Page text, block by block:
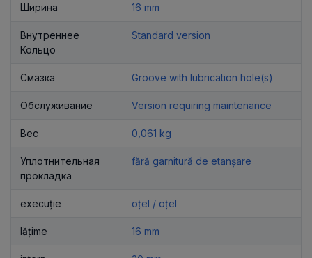
Ширина 16 mm
Внутреннее
Кольцо
Standard version
Смазка Groove with lubrication hole(s)
Обслуживание Version requiring maintenance
Вес 0,061 kg
Уплотнительная
прокладка
fără garnitură de etanșare
execuție oțel / oțel
lățime 16 mm